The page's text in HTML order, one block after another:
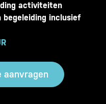
activiteiten
begeleiding inclusief
aanvragen